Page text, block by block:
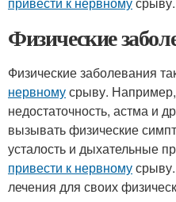
Физические
Физические заболевания
нервномусрыву.
недостаточность, астма и
вызывать физические
усталость и дыхательные
привести к нервному
лечения для своих